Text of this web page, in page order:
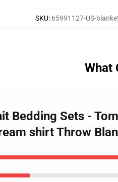
SKU: 65991127-US-
What
Bedding Sets -
shirt Throw